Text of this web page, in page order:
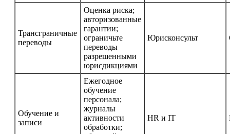
Трансграничные
переводы
Оценка риска;
авторизованные
гарантии;
ограничьте
переводы
разрешенными
юрисдикциями
Юрисконсульт
Обучение и
записи
Ежегодное
обучение
персонала;
журналы
активности
обработки;
HR и IT